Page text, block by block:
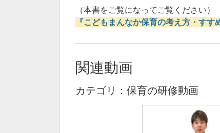
（本書をご覧になってご覧ください）
『こどもまんなか保育の考え方・す
関連動画
カテゴリ：保育の研修動画